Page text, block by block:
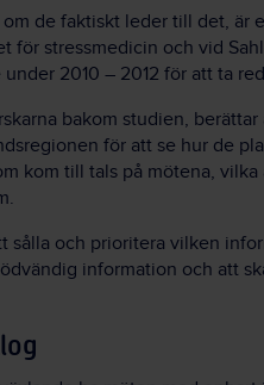
de faktiskt leder till det, är
stressmedicin och vid
2010 – 2012 för att ta
bakom studien,
för att se hur de
kom till tals på mötena,
och prioritera vilken
information och att